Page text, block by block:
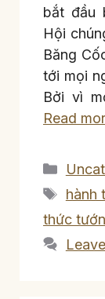
bắt đầu
Hội
Băng
tới mọi
Bởi vì
Read
Tags
hành
thức